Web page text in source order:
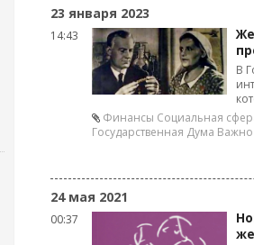
23 января 2023
14:43
В
Финансы Социальная
Государственная Дума Важно
24 мая 2021
00:37